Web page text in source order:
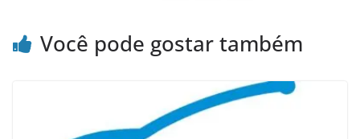
Você pode gostar também